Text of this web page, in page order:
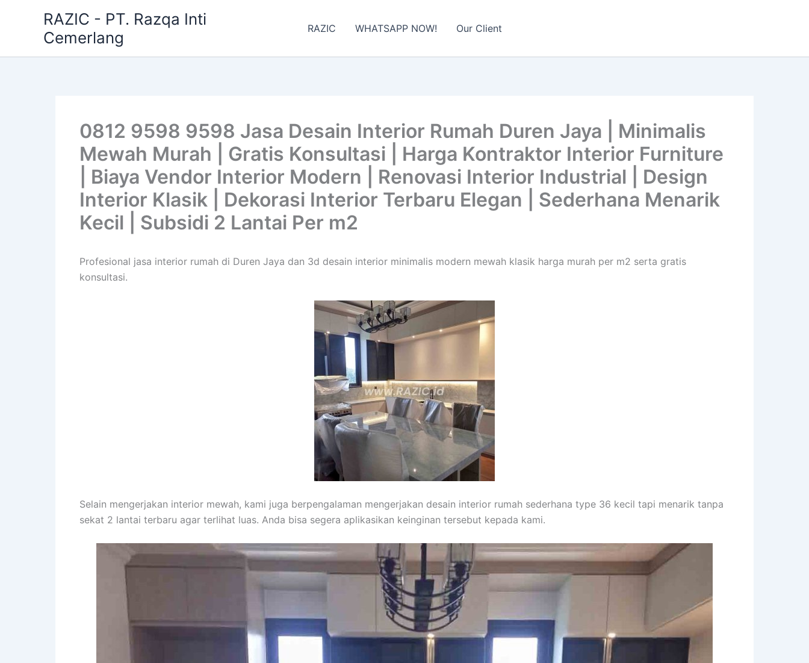
RAZIC - PT. Razqa Inti
Cemerlang
RAZIC WHATSAPP NOW! Our Client
0812 9598 9598 Jasa Desain Interior Rumah Duren Jaya | Minimalis
Mewah Murah | Gratis Konsultasi | Harga Kontraktor Interior Furniture
| Biaya Vendor Interior Modern | Renovasi Interior Industrial | Design
Interior Klasik | Dekorasi Interior Terbaru Elegan | Sederhana Menarik
Kecil | Subsidi 2 Lantai Per m2
Profesional jasa interior rumah di Duren Jaya dan 3d desain interior minimalis modern mewah klasik harga murah per m2 serta gratis
konsultasi.
Selain mengerjakan interior mewah, kami juga berpengalaman mengerjakan desain interior rumah sederhana type 36 kecil tapi menarik tanpa
sekat 2 lantai terbaru agar terlihat luas. Anda bisa segera aplikasikan keinginan tersebut kepada kami.